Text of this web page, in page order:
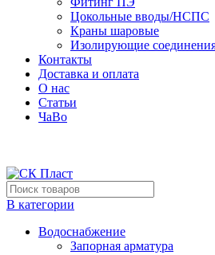
Цокольные вводы/НСПС
Краны шаровые
Изолирующие
Контакты
Доставка и оплата
О нас
Статьи
ЧаВо
В категории
Водоснабжение
Запорная арматура